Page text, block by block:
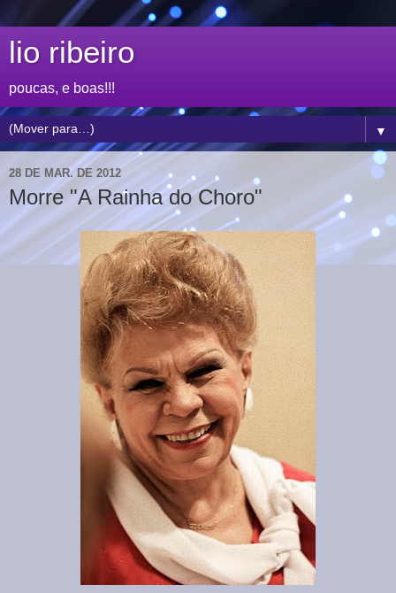
lio ribeiro
poucas, e boas!!!
▼
28 DE MAR. DE 2012
Morre "A Rainha do Choro"